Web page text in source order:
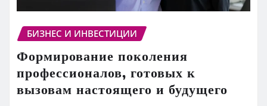
БИЗНЕС И ИНВЕСТИЦИИ
Формирование поколения
профессионалов, готовых к
вызовам настоящего и будущего